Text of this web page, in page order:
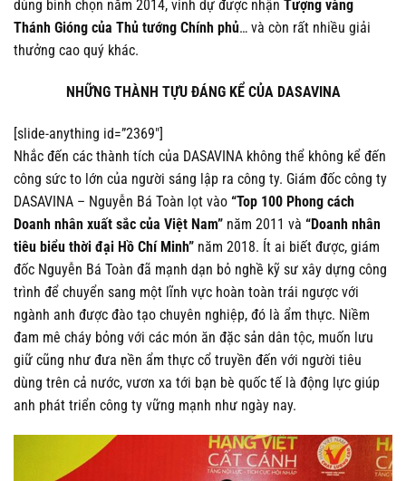
dùng bình chọn năm 2014, vinh dự được nhận Tượng vàng
Thánh Gióng của Thủ tướng Chính phủ… và còn rất nhiều giải
thưởng cao quý khác.
NHỮNG THÀNH TỰU ĐÁNG KỂ CỦA DASAVINA
[slide-anything id=”2369″]
Nhắc đến các thành tích của DASAVINA không thể không kể đến
công sức to lớn của người sáng lập ra công ty. Giám đốc công ty
DASAVINA – Nguyễn Bá Toàn lọt vào “Top 100 Phong cách
Doanh nhân xuất sắc của Việt Nam” năm 2011 và “Doanh nhân
tiêu biểu thời đại Hồ Chí Minh” năm 2018. Ít ai biết được, giám
đốc Nguyễn Bá Toàn đã mạnh dạn bỏ nghề kỹ sư xây dựng công
trình để chuyển sang một lĩnh vực hoàn toàn trái ngược với
ngành anh được đào tạo chuyên nghiệp, đó là ẩm thực. Niềm
đam mê cháy bỏng với các món ăn đặc sản dân tộc, muốn lưu
giữ cũng như đưa nền ẩm thực cổ truyền đến với người tiêu
dùng trên cả nước, vươn xa tới bạn bè quốc tế là động lực giúp
anh phát triển công ty vững mạnh như ngày nay.